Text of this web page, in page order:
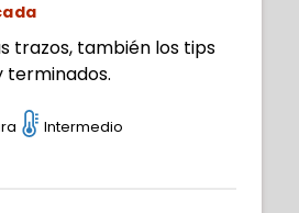
trazos, también los tips
terminados.
Intermedio